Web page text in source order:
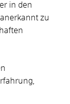
in den
zu